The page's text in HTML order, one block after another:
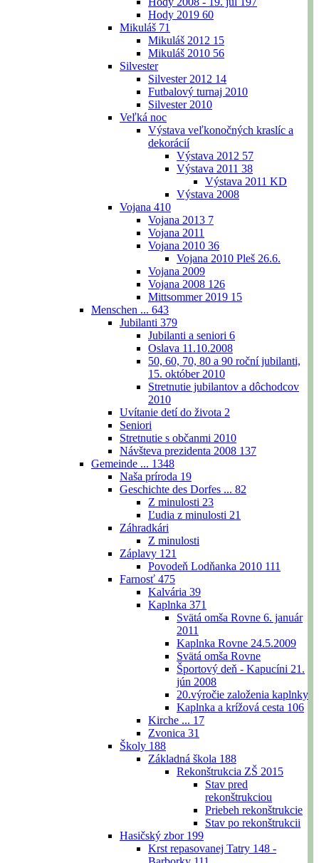
Hody 2019 60
Mikuláš 71
Mikuláš 2012 15
Mikuláš 2010 56
Silvester
Silvester 2012 14
Futbalový turnaj 2010
Silvester 2010
Veľká noc
Výstava veľkonočných kraslíc a
dekorácií
Výstava 2012 57
Výstava 2011 38
Výstava 2011 KD
Výstava 2008
Vojana 410
Vojana 2013 7
Vojana 2011
Vojana 2010 36
Vojana 2010 Pleš 26.6.
Vojana 2009
Vojana 2008 126
Mittsommer 2019 15
Menschen ... 643
Jubilanti 379
Jubilanti a seniori 6
Oslava 11.10.2008
50, 60, 70, 80 a 90 roční jubilanti,
15. október 2010
Stretnutie jubilantov a dôchodcov
2010
Uvítanie detí do života 2
Seniori
Stretnutie s občanmi 2010
Návšteva prezidenta 2008 137
Gemeinde ... 1348
Naša príroda 19
Geschichte des Dorfes ... 82
Z minulosti 23
Ľudia z minulosti 21
Záhradkári
Z minulosti
Záplavy 121
Povodeň Lodňanka 2010 111
Farnosť 475
Kalvária 39
Kaplnka 371
Svätá omša Rovne 6. január
2011
Kaplnka Rovne 24.5.2009
Svätá omša Rovne
Športový deň - Kapucíni 21.
jún 2008
20.výročie založenia kaplnky
Kaplnka a krížová cesta 106
Kirche ... 17
Zvonica 31
Školy 188
Základná škola 188
Rekonštrukcia ZŠ 2015
Stav pred
rekonštrukciou
Priebeh rekonštrukcie
Stav po rekonštrukcii
Hasičský zbor 199
Krst repasovanej Tatry 148 -